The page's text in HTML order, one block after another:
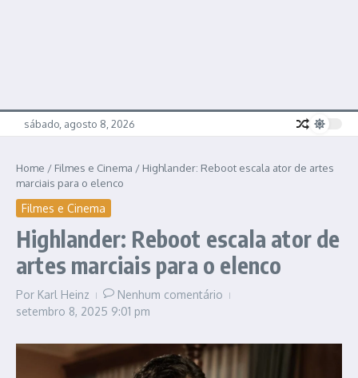
sábado, agosto 8, 2026
Home / Filmes e Cinema / Highlander: Reboot escala ator de artes
marciais para o elenco
Filmes e Cinema
Highlander: Reboot escala ator de
artes marciais para o elenco
Por Karl Heinz
Nenhum comentário
setembro 8, 2025 9:01 pm